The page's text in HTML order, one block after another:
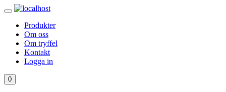
Produkter
Om oss
Om tryffel
Kontakt
Logga in
0